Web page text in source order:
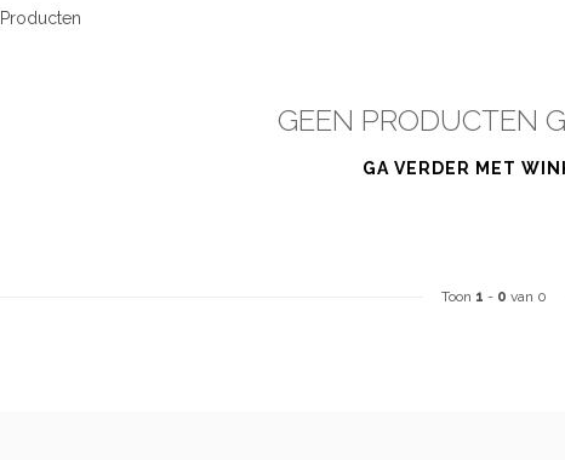
Producten
GEEN PRODUCTEN
GA VERDER MET
Toon 1 - 0 van 0